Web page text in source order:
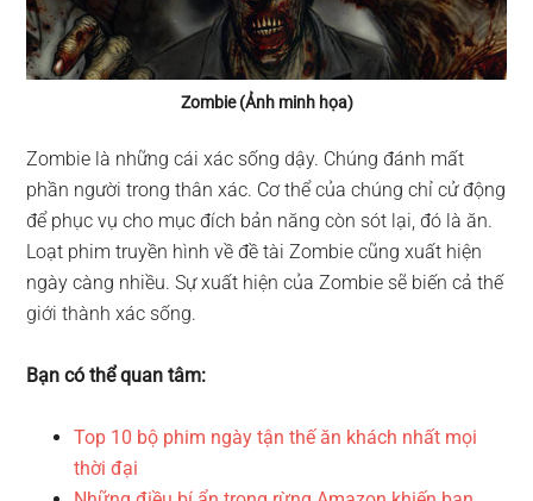
Zombie (Ảnh minh họa)
Zombie là những cái xác sống dậy. Chúng đánh mất
phần người trong thân xác. Cơ thể của chúng chỉ cử động
để phục vụ cho mục đích bản năng còn sót lại, đó là ăn.
Loạt phim truyền hình về đề tài Zombie cũng xuất hiện
ngày càng nhiều. Sự xuất hiện của Zombie sẽ biến cả thế
giới thành xác sống.
Bạn có thể quan tâm:
Top 10 bộ phim ngày tận thế ăn khách nhất mọi
thời đại